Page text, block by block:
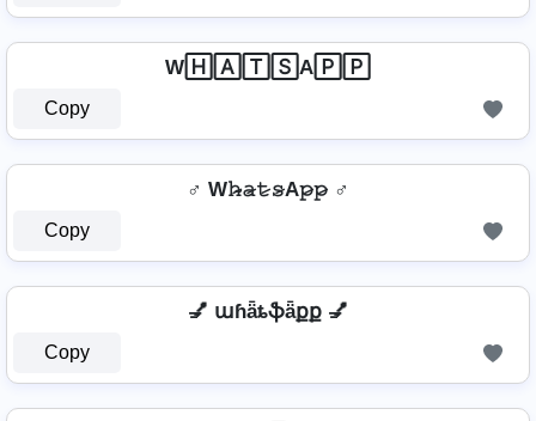
W🄷🄰🅃🅂A🄿🄿
Copy
♂️ W𝚑̷̴𝚊̷𝚝̷𝚜̷A𝚙̷𝚙̷ ♂️
Copy
💅 աɦǟȶֆǟքք 💅
Copy